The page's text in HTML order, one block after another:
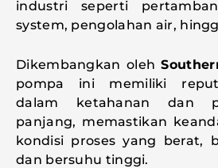
industri seperti
system, pengolahan air,
Dikembangkan oleh
pompa ini memiliki
dalam ketahanan dan
panjang, memastikan
kondisi proses yang berat,
dan bersuhu tinggi.